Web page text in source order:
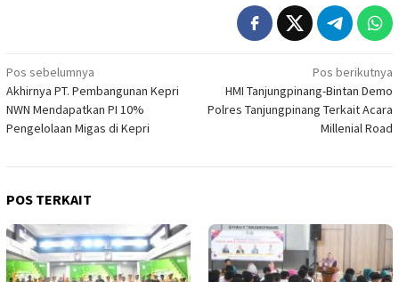
Navigasi
pos
Pos sebelumnya
Akhirnya PT. Pembangunan Kepri
NWN Mendapatkan PI 10%
Pengelolaan Migas di Kepri
Pos berikutnya
HMI Tanjungpinang-Bintan Demo
Polres Tanjungpinang Terkait Acara
Millenial Road
POS TERKAIT